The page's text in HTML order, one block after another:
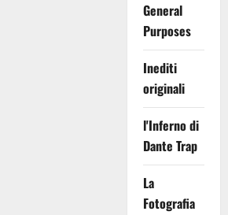
General
Purposes
Inediti
originali
l'Inferno di
Dante Trap
La
Fotografia